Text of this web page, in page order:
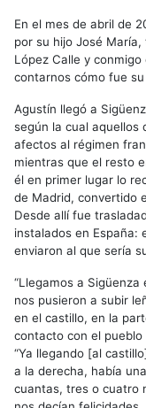
En el mes de abril de
por su hijo José
López Calle y
contarnos cómo fue
Agustín llegó a
según la cual aquellos
afectos al régimen
mientras que el resto
él en primer lugar lo
de Madrid, convertido
Desde allí fue
instalados en España:
enviaron al que sería
“Llegamos a
nos pusieron a subir
en el castillo, en la
contacto con el
“Ya llegando [al
a la derecha, había
cuantas, tres o cuatro